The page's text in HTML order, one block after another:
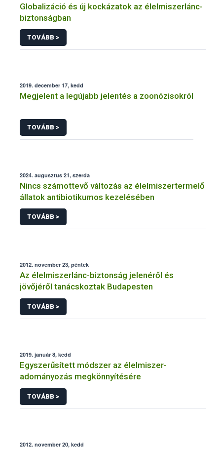
Globalizáció és új kockázatok az élelmiszerlánc-
biztonságban
TOVÁBB >
2019. december 17, kedd
Megjelent a legújabb jelentés a zoonózisokról
TOVÁBB >
2024. augusztus 21, szerda
Nincs számottevő változás az élelmiszertermelő
állatok antibiotikumos kezelésében
TOVÁBB >
2012. november 23, péntek
Az élelmiszerlánc-biztonság jelenéről és
jövőjéről tanácskoztak Budapesten
TOVÁBB >
2019. január 8, kedd
Egyszerűsített módszer az élelmiszer-
adományozás megkönnyítésére
TOVÁBB >
2012. november 20, kedd